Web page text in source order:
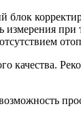
измерения
качества.